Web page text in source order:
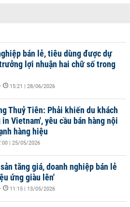
bán lẻ, tiêu dùng được dự
lợi nhuận hai chữ số trong
- 15:21 | 28/06/2026
Thuỷ Tiên: Phải khiến du khách
Vietnam', yêu cầu bán hàng nội
hàng hiệu
| 25/05/2026
tăng giá, doanh nghiệp bán lẻ
ứng giàu lên'
- 11:15 | 13/05/2026